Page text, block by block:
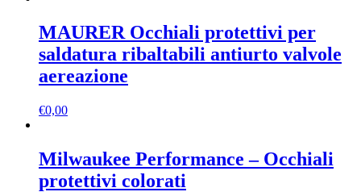
MAURER Occhiali protettivi per
saldatura ribaltabili antiurto valvole
aereazione
€0,00
Milwaukee Performance – Occhiali
protettivi colorati